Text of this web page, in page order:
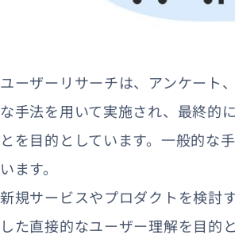
ユーザーリサーチは、アンケート
な手法を用いて実施され、最終的
とを目的としています。一般的な
います。
新規サービスやプロダクトを検討
した直接的なユーザー理解を目的